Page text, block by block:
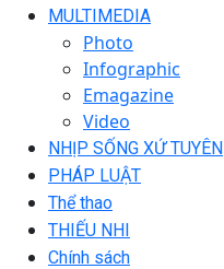
MULTIMEDIA
Photo
Infographic
Emagazine
Video
NHỊP SỐNG XỨ TUYÊN
PHÁP LUẬT
Thể thao
THIẾU NHI
Chính sách